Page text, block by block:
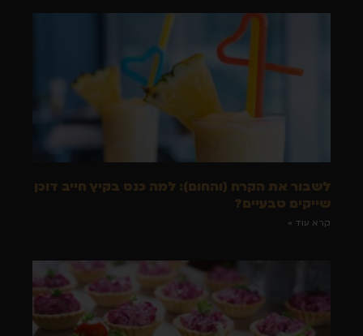
לשבור את הקרח (והחום): למה כנס בקיץ חייב דוכן
שייקים טבעיים?
קרא עוד »